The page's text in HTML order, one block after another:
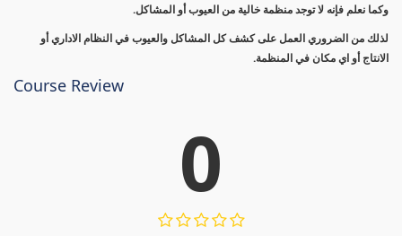
وكما نعلم فإنه لا توجد منظمة خالية من العيوب أو المشاكل.
لذلك من الضروري العمل على كشف كل المشاكل والعيوب في النظام الاداري أو
الانتاج أو اي مكان في المنظمة.
Course Review
0